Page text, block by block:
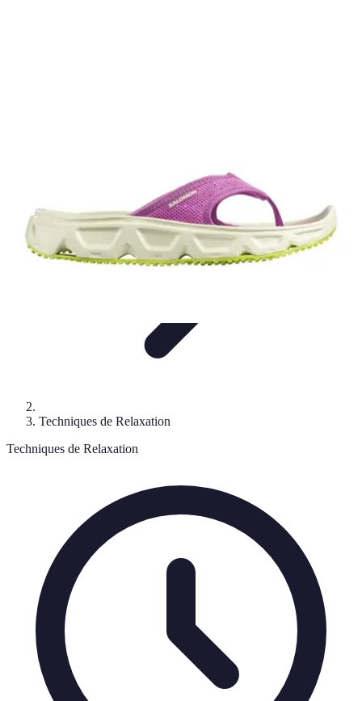
Techniques de Relaxation
Techniques de Relaxation